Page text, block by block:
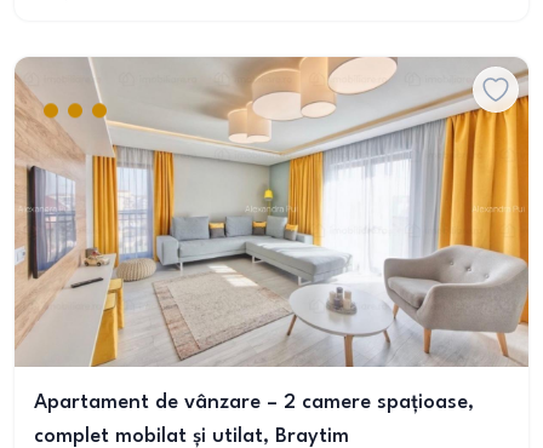
Apartament de vânzare – 2 camere spațioase,
complet mobilat și utilat, Braytim